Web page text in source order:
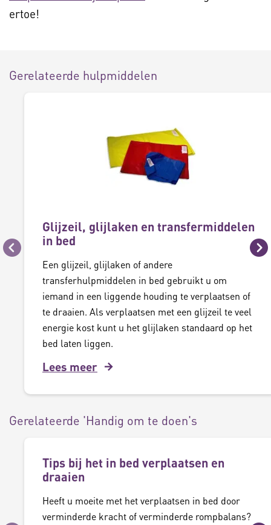
ertoe!
Gerelateerde hulpmiddelen
Vorige
Glijzeil, glijlaken en transfermiddelen
in bed
Een glijzeil, glijlaken of andere
transferhulpmiddelen in bed gebruikt u om
iemand in een liggende houding te verplaatsen of
te draaien. Als verplaatsen met een glijzeil te veel
energie kost kunt u het glijlaken standaard op het
bed laten liggen.
Lees meer
Gerelateerde 'Handig om te doen's
Tips bij het in bed verplaatsen en
draaien
Heeft u moeite met het verplaatsen in bed door
verminderde kracht of verminderde rompbalans?